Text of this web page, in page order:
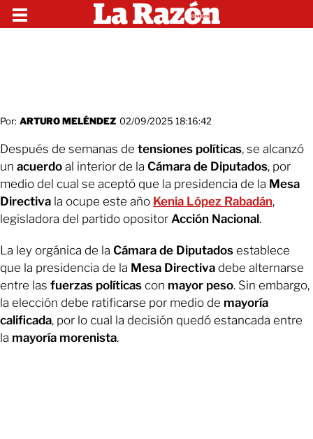
Por: ARTURO MELÉNDEZ 02/09/2025 18:16:42
Después de semanas de tensiones políticas, se alcanzó
un acuerdo al interior de la Cámara de Diputados, por
medio del cual se aceptó que la presidencia de la Mesa
Directiva la ocupe este año Kenia López Rabadán,
legisladora del partido opositor Acción Nacional.
La ley orgánica de la Cámara de Diputados establece
que la presidencia de la Mesa Directiva debe alternarse
entre las fuerzas políticas con mayor peso. Sin embargo,
la elección debe ratificarse por medio de mayoría
calificada, por lo cual la decisión quedó estancada entre
la mayoría morenista.